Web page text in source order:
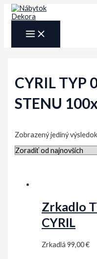
Preskočiť
MAIN
MENU
CYRIL TYP
STENU
Zobrazený jediný výsledok
Zrkadlo
CYRIL
Zrkadlá99,00€